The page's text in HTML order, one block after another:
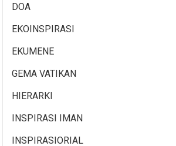
DOA
EKOINSPIRASI
EKUMENE
GEMA VATIKAN
HIERARKI
INSPIRASI IMAN
INSPIRASIORIAL